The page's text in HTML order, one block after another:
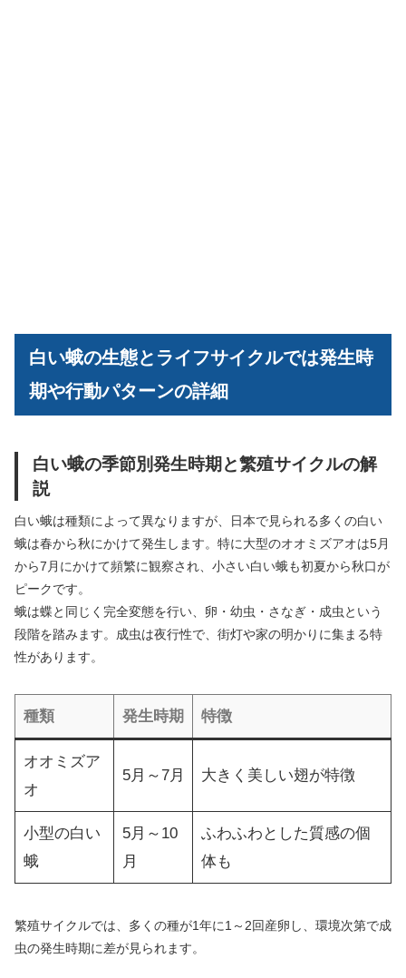
白い蛾の生態とライフサイクルでは発生時
期や行動パターンの詳細
白い蛾の季節別発生時期と繁殖サイクルの解
説
白い蛾は種類によって異なりますが、日本で見られる多くの白い
蛾は春から秋にかけて発生します。特に大型のオオミズアオは5月
から7月にかけて頻繁に観察され、小さい白い蛾も初夏から秋口が
ピークです。
蛾は蝶と同じく完全変態を行い、卵・幼虫・さなぎ・成虫という
段階を踏みます。成虫は夜行性で、街灯や家の明かりに集まる特
性があります。
種類 発生時期 特徴
オオミズア
オ
5月～7月 大きく美しい翅が特徴
小型の白い
蛾
5月～10
月
ふわふわとした質感の個
体も
繁殖サイクルでは、多くの種が1年に1～2回産卵し、環境次第で成
虫の発生時期に差が見られます。